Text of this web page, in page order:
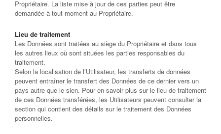
Propriétaire. La liste mise à jour de ces parties peut être
demandée à tout moment au Propriétaire.
Lieu de traitement
Les Données sont traitées au siège du Propriétaire et dans tous
les autres lieux où sont situées les parties responsables du
traitement.
Selon la localisation de l’Utilisateur, les transferts de données
peuvent entraîner le transfert des Données de ce dernier vers un
pays autre que le sien. Pour en savoir plus sur le lieu de traitement
de ces Données transférées, les Utilisateurs peuvent consulter la
section qui contient des détails sur le traitement des Données
personnelles.